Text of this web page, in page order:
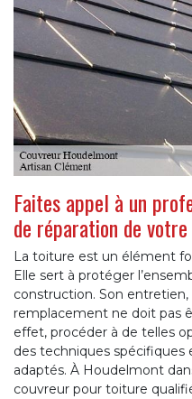
Faites appel à un
de réparation de
La toiture est un élément
Elle sert à protéger
construction. Son entretien,
remplacement ne doit pas
effet, procéder à de telles
des techniques spécifiques
adaptés. À Houdelmont
couvreur pour toiture